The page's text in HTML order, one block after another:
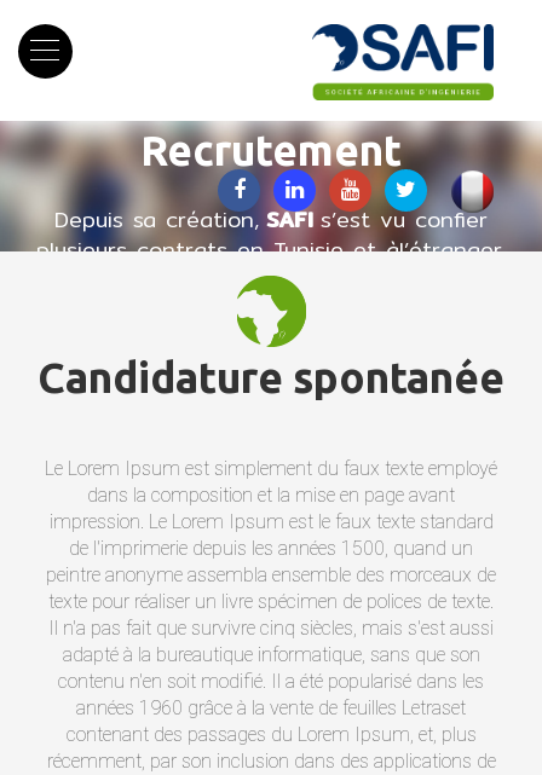
Recrutement
Depuis sa création, SAFI s’est vu confier
plusieurs contrats en Tunisie et àl’étranger.
Candidature spontanée
Le Lorem Ipsum est simplement du faux texte employé
dans la composition et la mise en page avant
impression. Le Lorem Ipsum est le faux texte standard
de l'imprimerie depuis les années 1500, quand un
peintre anonyme assembla ensemble des morceaux de
texte pour réaliser un livre spécimen de polices de texte.
Il n'a pas fait que survivre cinq siècles, mais s'est aussi
adapté à la bureautique informatique, sans que son
contenu n'en soit modifié. Il a été popularisé dans les
années 1960 grâce à la vente de feuilles Letraset
contenant des passages du Lorem Ipsum, et, plus
récemment, par son inclusion dans des applications de